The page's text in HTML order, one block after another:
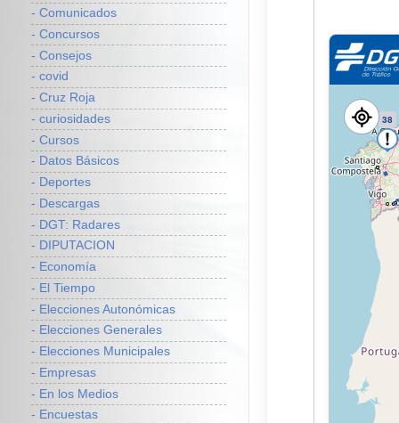
- Comunicados
- Concursos
- Consejos
- covid
- Cruz Roja
- curiosidades
- Cursos
- Datos Básicos
- Deportes
- Descargas
- DGT: Radares
- DIPUTACION
- Economía
- El Tiempo
- Elecciones Autonómicas
- Elecciones Generales
- Elecciones Municipales
- Empresas
- En los Medios
- Encuestas